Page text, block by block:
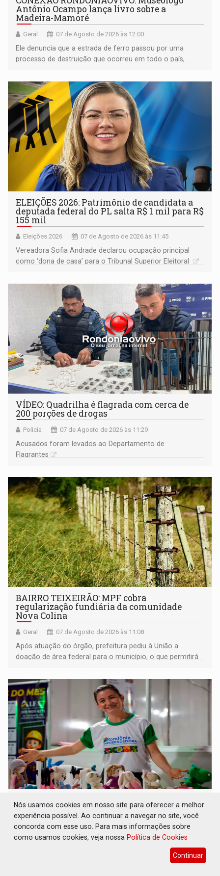
Antônio Ocampo lança livro sobre a
Madeira-Mamoré
Geral 07 de Agosto de 2026 às 12:00
Ele denuncia que a estrada de ferro passou por uma
processo de destruição que ocorreu em todo o país,
ELEIÇÕES 2026: Patrimônio de candidata a
deputada federal do PL salta R$ 1 mil para R$
155 mil
Eleições 2026 07 de Agosto de 2026 às 11:45
Vereadora Sofia Andrade declarou ocupação principal
como ‘dona de casa’ para o Tribunal Superior Eleitoral
VÍDEO: Quadrilha é flagrada com cerca de
200 porções de drogas
Polícia 07 de Agosto de 2026 às 11:29
Acusados foram levados ao Departamento de
Flagrantes
BAIRRO TEIXEIRÃO: MPF cobra
regularização fundiária da comunidade
Nova Colina
Geral 07 de Agosto de 2026 às 11:08
Após atuação do órgão, prefeitura pediu à União a
doação de área federal para o município, o que permitirá
SUCESSO NA ABERTURA: 2ª Feira Rondônia
Empreendedora segue no Espaço
Alternativo com entrada gratuita até
domingo
07 de Agosto de 2026 às 10:40
Programação reúne em um só lugar o melhor da
Nós usamos cookies em nosso site para oferecer a melhor
experiência possível. Ao continuar a navegar no site, você
concorda com esse uso. Para mais informações sobre
como usamos cookies, veja nossa Política de Cookies
Continuar